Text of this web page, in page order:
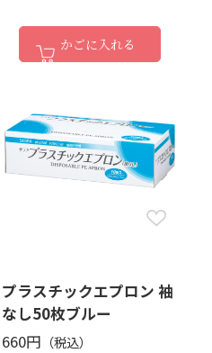
かごに入れる
プラスチックエプロン 袖
なし50枚ブルー
660円